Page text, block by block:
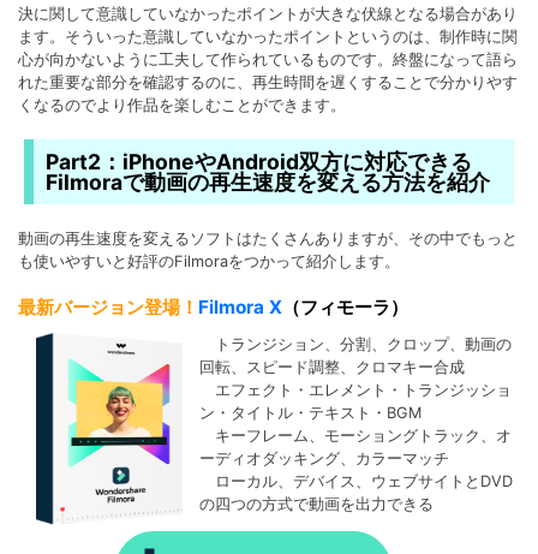
決に関して意識していなかったポイントが大きな伏線となる場合があり
ます。そういった意識していなかったポイントというのは、制作時に関
心が向かないように工夫して作られているものです。終盤になって語ら
れた重要な部分を確認するのに、再生時間を遅くすることで分かりやす
くなるのでより作品を楽しむことができます。
Part2：iPhoneやAndroid双方に対応できる
Filmoraで動画の再生速度を変える方法を紹介
動画の再生速度を変えるソフトはたくさんありますが、その中でもっと
も使いやすいと好評のFilmoraをつかって紹介します。
最新バージョン登場！ Filmora X （フィモーラ）
トランジション、分割、クロップ、動画の
回転、スピード調整、クロマキー合成
エフェクト・エレメント・トランジッショ
ン・タイトル・テキスト・BGM
キーフレーム、モーショングトラック、オ
ーディオダッキング、カラーマッチ
ローカル、デバイス、ウェブサイトとDVD
の四つの方式で動画を出力できる